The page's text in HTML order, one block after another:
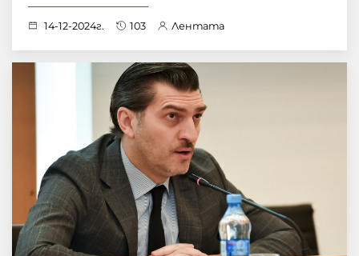
14-12-2024г. 103 Лентата